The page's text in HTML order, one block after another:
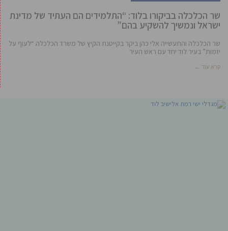
שר הכלכלה בביקורו בלוד: “התלמידים הם העתיד של מדינת
ישראל ונמשיך להשקיע בהם”
שר הכלכלה והתעשייה אלי כהן ביקר בקייטנת הקיץ של משרד הכלכלה “לעוף על
יזמות” בעיר לוד יחד עם ראש העיר
קרא עוד ←